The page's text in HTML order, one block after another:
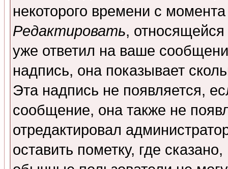
некоторого времени с
Редактировать,
уже ответил на ваше
надпись, она показывает
Эта надпись не появляется,
сообщение, она также не
отредактировал
оставить пометку, где